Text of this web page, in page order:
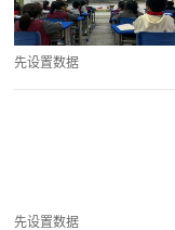
先设置数据
先设置数据